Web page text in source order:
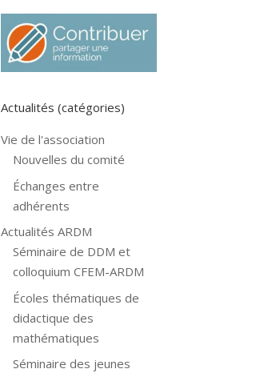
Actualités (catégories)
Vie de l'association
Nouvelles du comité
Échanges entre
adhérents
Actualités ARDM
Séminaire de DDM et
colloquium CFEM-ARDM
Écoles thématiques de
didactique des
mathématiques
Séminaire des jeunes